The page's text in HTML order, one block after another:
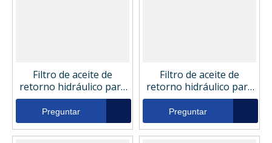
Filtro de aceite de
retorno hidráulico para
accesorios de bomba de
mezcladores
excavadoras ikron
hhc01319
Preguntar
Filtro de aceite de
retorno hidráulico para
accesorios de bomba de
mezcladores
excavadoras HPMF35L8-
25CB
Preguntar